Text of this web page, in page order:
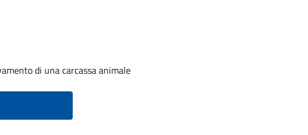
di una carcassa animale